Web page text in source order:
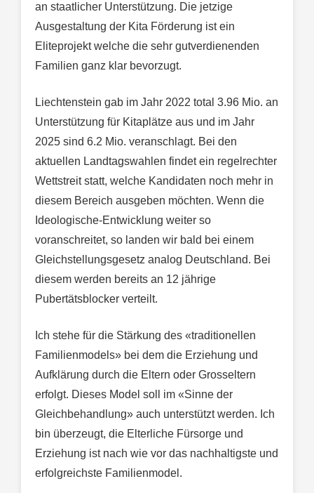
an staatlicher Unterstützung. Die jetzige
Ausgestaltung der Kita Förderung ist ein
Eliteprojekt welche die sehr gutverdienenden
Familien ganz klar bevorzugt.
Liechtenstein gab im Jahr 2022 total 3.96 Mio. an
Unterstützung für Kitaplätze aus und im Jahr
2025 sind 6.2 Mio. veranschlagt. Bei den
aktuellen Landtagswahlen findet ein regelrechter
Wettstreit statt, welche Kandidaten noch mehr in
diesem Bereich ausgeben möchten. Wenn die
Ideologische-Entwicklung weiter so
voranschreitet, so landen wir bald bei einem
Gleichstellungsgesetz analog Deutschland. Bei
diesem werden bereits an 12 jährige
Pubertätsblocker verteilt.
Ich stehe für die Stärkung des «traditionellen
Familienmodels» bei dem die Erziehung und
Aufklärung durch die Eltern oder Grosseltern
erfolgt. Dieses Model soll im «Sinne der
Gleichbehandlung» auch unterstützt werden. Ich
bin überzeugt, die Elterliche Fürsorge und
Erziehung ist nach wie vor das nachhaltigste und
erfolgreichste Familienmodel.